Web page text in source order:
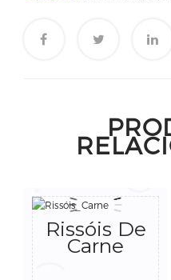
Rissóis De
Carne